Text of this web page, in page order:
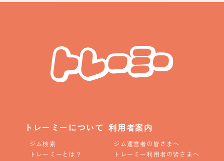
トレーミーについて
ジム検索
トレーミーとは？
利用者案内
ジム運営者の皆さまへ
トレーミー利用者の皆さまへ